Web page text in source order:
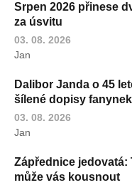
Srpen 2026 přinese
za úsvitu
03. 08. 2026
Jan
Dalibor Janda o 45
šílené dopisy fanynek
03. 08. 2026
Jan
Zápřednice jedovatá:
může vás kousnout